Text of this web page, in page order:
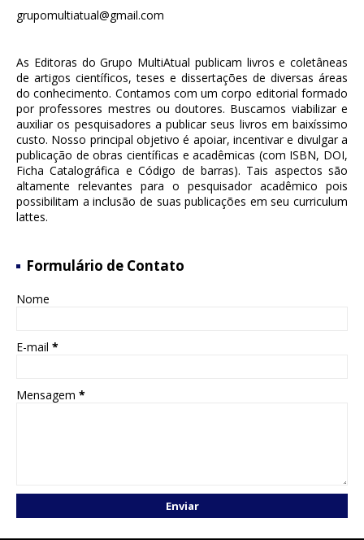
grupomultiatual@gmail.com
As Editoras do Grupo MultiAtual publicam livros e coletâneas
de artigos científicos, teses e dissertações de diversas áreas
do conhecimento. Contamos com um corpo editorial formado
por professores mestres ou doutores. Buscamos viabilizar e
auxiliar os pesquisadores a publicar seus livros em baixíssimo
custo. Nosso principal objetivo é apoiar, incentivar e divulgar a
publicação de obras científicas e acadêmicas (com ISBN, DOI,
Ficha Catalográfica e Código de barras). Tais aspectos são
altamente relevantes para o pesquisador acadêmico pois
possibilitam a inclusão de suas publicações em seu curriculum
lattes.
Formulário de Contato
Nome
E-mail *
Mensagem *